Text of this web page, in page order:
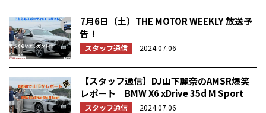
7月6日（土）THE MOTOR WEEKLY 放送予
告！
スタッフ通信 2024.07.06
【スタッフ通信】DJ山下麗奈のAMSR爆笑
レポート BMW X6 xDrive 35d M Sport
スタッフ通信 2024.07.06